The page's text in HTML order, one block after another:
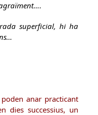
superficial, hi ha
anar practicant
dies successius, un